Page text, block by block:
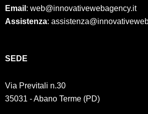
Email : web@innovativewebagency.it
Assistenza:
SED E
Via Previtali n.30
35031 - Abano Terme (PD)